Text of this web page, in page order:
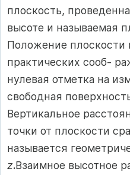
плоскость,
высоте и называемая
Положение плоскости
практических сооб-
нулевая отметка на
свободная
Вертикальное
точки от плоскости
называется
z.Взаимное высотное